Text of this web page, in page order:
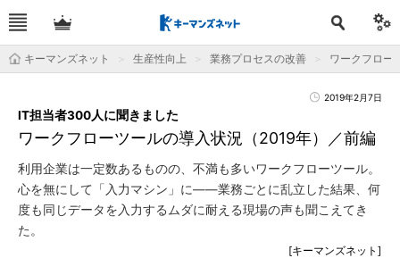
キーマンズネット 生産性向上 業務プロセスの改善 ワークフロー
2019年2月7日
ワークフローツールの導入状況（2019年）／前編
IT担当者300人に聞きました
利用企業は一定数あるものの、不満も多いワークフローツール。
心を無にして「入力マシン」に――業務ごとに乱立した結果、何
度も同じデータを入力するムダに耐える現場の声も聞こえてき
た。
[キーマンズネット]